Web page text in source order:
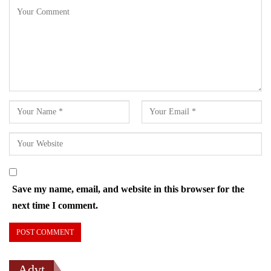
Save my name, email, and website in this browser for the
next time I comment.